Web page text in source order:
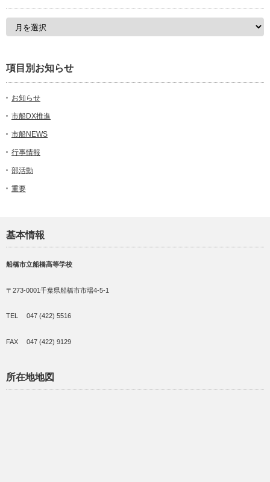
項目別お知らせ
お知らせ
市船DX推進
市船NEWS
行事情報
部活動
重要
基本情報
船橋市立船橋高等学校
〒273-0001千葉県船橋市市場4-5-1
TEL 047 (422) 5516
FAX 047 (422) 9129
所在地地図